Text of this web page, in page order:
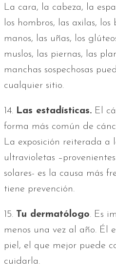
La cara, la cabeza, la
los hombros, las axilas, los
manos, las uñas, los
muslos, las piernas, las
manchas sospechosas
cualquier sitio.
14. Las estadísticas. El
forma más común de
La exposición reiterada a
ultravioletas
solares- es la causa más
tiene prevención.
15. Tu dermatólogo. Es
menos una vez al año. Él
piel, el que mejor puede
cuidarla.